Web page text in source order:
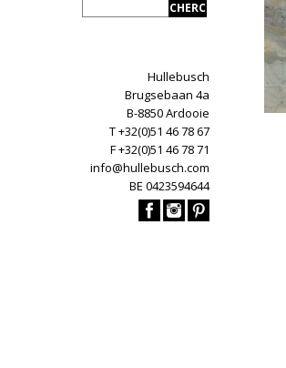
Hullebusch
Brugsebaan 4a
B-8850 Ardooie
T +32(0)51 46 78 67
F +32(0)51 46 78 71
info@hullebusch.com
BE 0423594644